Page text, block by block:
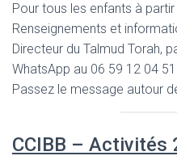
Pour tous les enfants à partir
Renseignements et
Directeur du Talmud Torah,
WhatsApp au 06 59 12 04 51.
Passez le message autour
CCIBB – Activités